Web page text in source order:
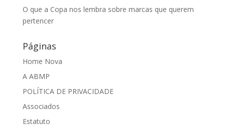
O que a Copa nos lembra sobre marcas que querem
pertencer
Páginas
Home Nova
A ABMP
POLÍTICA DE PRIVACIDADE
Associados
Estatuto